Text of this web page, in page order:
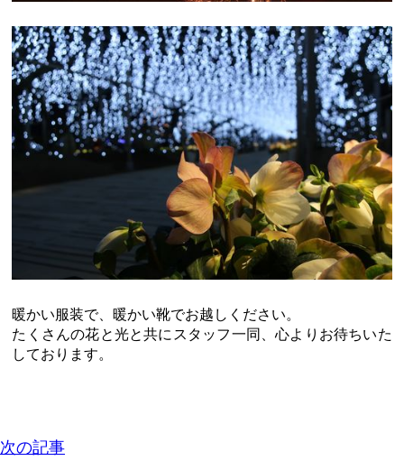
暖かい服装で、暖かい靴でお越しください。
たくさんの花と光と共にスタッフ一同、心よりお待ちいた
しております。
次の記事